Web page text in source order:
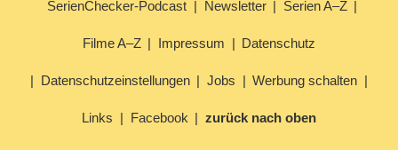
SerienChecker-Podcast Newsletter Serien A–Z
Filme A–Z Impressum Datenschutz
Datenschutzeinstellungen Jobs Werbung schalten
Links Facebook zurück nach oben